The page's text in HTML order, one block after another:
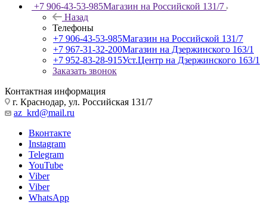
+7 906-43-53-985Магазин на Российской 131/7
Назад
Телефоны
+7 906-43-53-985Магазин на Российской 131/7
+7 967-31-32-200Магазин на Дзержинского 163/1
+7 952-83-28-915Уст.Центр на Дзержинского 163/1
Заказать звонок
Контактная информация
г. Краснодар, ул. Российская 131/7
az_krd@mail.ru
Вконтакте
Instagram
Telegram
YouTube
Viber
Viber
WhatsApp